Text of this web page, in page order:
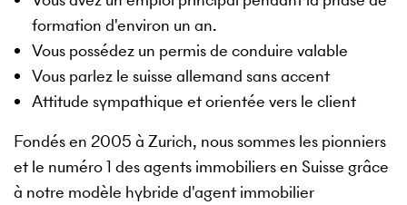
formation d'environ un an.
Vous possédez un permis de conduire valable
Vous parlez le suisse allemand sans accent
Attitude sympathique et orientée vers le client
Fondés en 2005 à Zurich, nous sommes les pionniers
et le numéro 1 des agents immobiliers en Suisse grâce
à notre modèle hybride d'agent immobilier